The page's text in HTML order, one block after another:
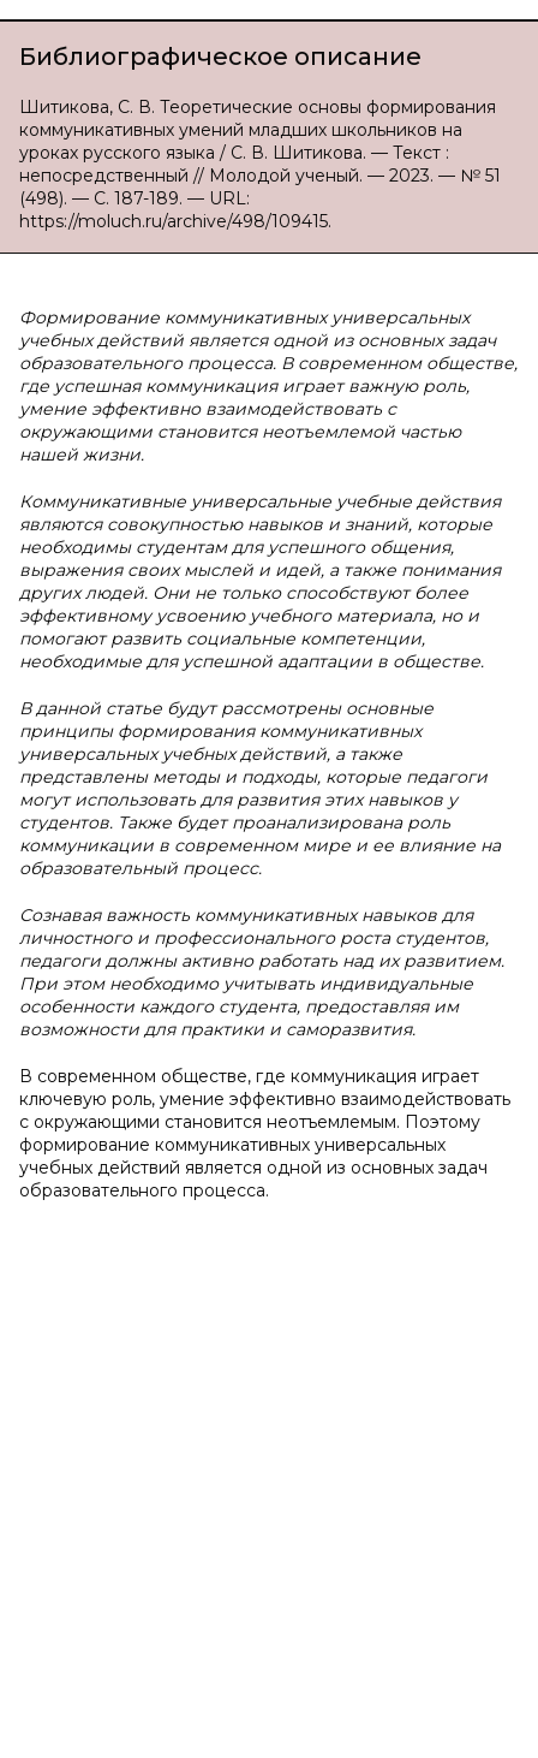
Библиографическое описание
Шитикова, С. В. Теоретические основы формирования
коммуникативных умений младших школьников на
уроках русского языка / С. В. Шитикова. — Текст :
непосредственный // Молодой ученый. — 2023. — № 51
(498). — С. 187-189. — URL:
https://moluch.ru/archive/498/109415.
Формирование коммуникативных универсальных
учебных действий является одной из основных задач
образовательного процесса. В современном обществе,
где успешная коммуникация играет важную роль,
умение эффективно взаимодействовать с
окружающими становится неотъемлемой частью
нашей жизни.
Коммуникативные универсальные учебные действия
являются совокупностью навыков и знаний, которые
необходимы студентам для успешного общения,
выражения своих мыслей и идей, а также понимания
других людей. Они не только способствуют более
эффективному усвоению учебного материала, но и
помогают развить социальные компетенции,
необходимые для успешной адаптации в обществе.
В данной статье будут рассмотрены основные
принципы формирования коммуникативных
универсальных учебных действий, а также
представлены методы и подходы, которые педагоги
могут использовать для развития этих навыков у
студентов. Также будет проанализирована роль
коммуникации в современном мире и ее влияние на
образовательный процесс.
Сознавая важность коммуникативных навыков для
личностного и профессионального роста студентов,
педагоги должны активно работать над их развитием.
При этом необходимо учитывать индивидуальные
особенности каждого студента, предоставляя им
возможности для практики и саморазвития.
В современном обществе, где коммуникация играет
ключевую роль, умение эффективно взаимодействовать
с окружающими становится неотъемлемым. Поэтому
формирование коммуникативных универсальных
учебных действий является одной из основных задач
образовательного процесса.